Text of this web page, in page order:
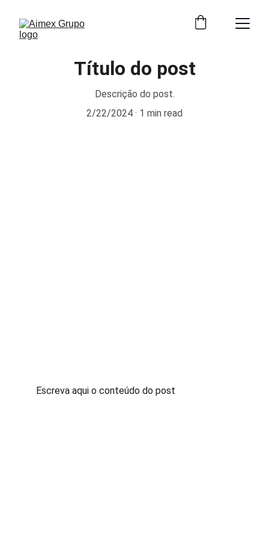
Título do post
Descrição do post.
2/22/2024
1 min read
Escreva aqui o conteúdo do post